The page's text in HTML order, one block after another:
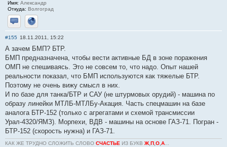
Имя: Александр
Откуда: Волгоград
Отправить личное сообщение
Сайт
#155 18.11.2011, 15:22
А зачем БМП? БТР.
БМП предназначена, чтобы вести активные БД в зоне поражения
ОМП не спешиваясь. Это не совсем то, что надо. Опыт нашей
реальности показал, что БМП используются как тяжелые БТР.
Поэтому не очень вижу смысл в них.
И по базе для танка/БТР и САУ (не штурмовых орудий) - машина по
образу линейки МТЛБ-МТЛБу-Акация. Часть спецмашин на базе
аналога БТР-152 (только с агрегатами и схемой трансмиссии
Урал-4320/ЯМЗ). Морпехи, ВДВ - машины на основе ГАЗ-71. Погран -
БТР-152 (скорость нужна) и ГАЗ-71.
КАК ЖЕ ТРУДНО СЛОЖИТЬ СЛОВО СЧАСТЬЕ ИЗ БУКВ Ж П О А